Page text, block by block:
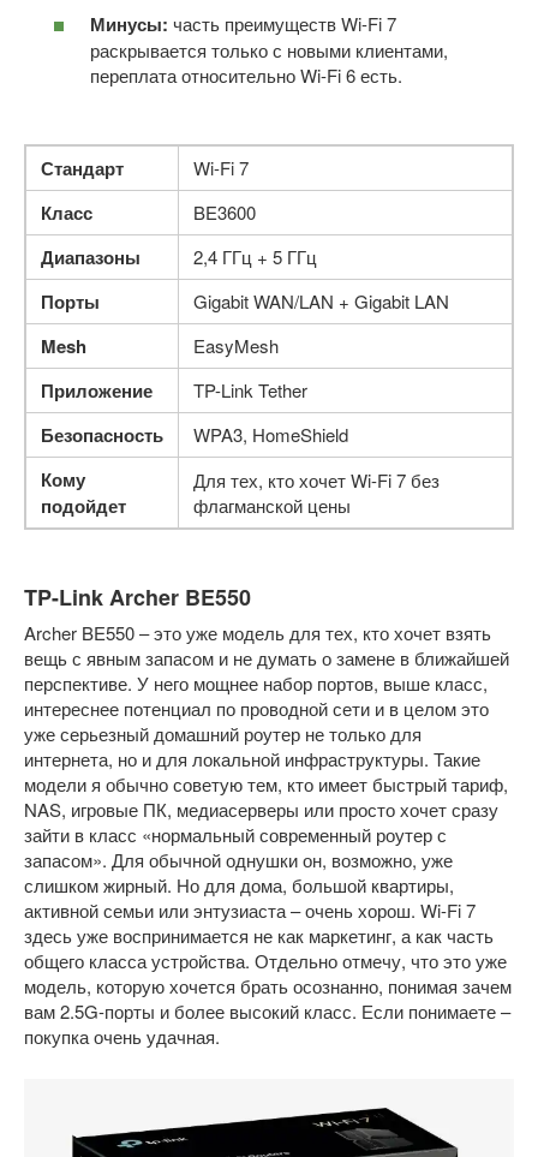
Минусы: часть преимуществ Wi-Fi 7
раскрывается только с новыми клиентами,
переплата относительно Wi-Fi 6 есть.
Стандарт Wi-Fi 7
Класс BE3600
Диапазоны 2,4 ГГц + 5 ГГц
Порты Gigabit WAN/LAN + Gigabit LAN
Mesh EasyMesh
Приложение TP-Link Tether
Безопасность WPA3, HomeShield
Кому
подойдет
Для тех, кто хочет Wi-Fi 7 без
флагманской цены
TP-Link Archer BE550
Archer BE550 – это уже модель для тех, кто хочет взять
вещь с явным запасом и не думать о замене в ближайшей
перспективе. У него мощнее набор портов, выше класс,
интереснее потенциал по проводной сети и в целом это
уже серьезный домашний роутер не только для
интернета, но и для локальной инфраструктуры. Такие
модели я обычно советую тем, кто имеет быстрый тариф,
NAS, игровые ПК, медиасерверы или просто хочет сразу
зайти в класс «нормальный современный роутер с
запасом». Для обычной однушки он, возможно, уже
слишком жирный. Но для дома, большой квартиры,
активной семьи или энтузиаста – очень хорош. Wi-Fi 7
здесь уже воспринимается не как маркетинг, а как часть
общего класса устройства. Отдельно отмечу, что это уже
модель, которую хочется брать осознанно, понимая зачем
вам 2.5G-порты и более высокий класс. Если понимаете –
покупка очень удачная.